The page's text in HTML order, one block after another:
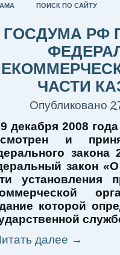
ПОИСК ПО САЙТУ
ГОСДУМА РФ
ЧАСТИ
Опубликовано
декабря 2008
и
закона
закон «О
установления
которой
далее →